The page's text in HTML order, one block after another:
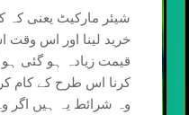
شیئر مارکیٹ یعنی
خرید لینا اور اس
قیمت زیادہ ہو گئی
کرنا اس طرح کے کام
وہ شرائط یہ ہیں اگر